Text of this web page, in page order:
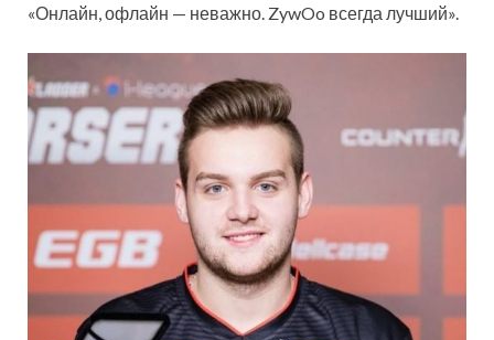
«Онлайн, офлайн — неважно. ZywOo всегда лучший».